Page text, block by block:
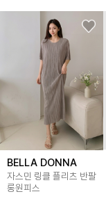
BELLA DONNA
자스민 링클 플리츠 반팔
롱원피스